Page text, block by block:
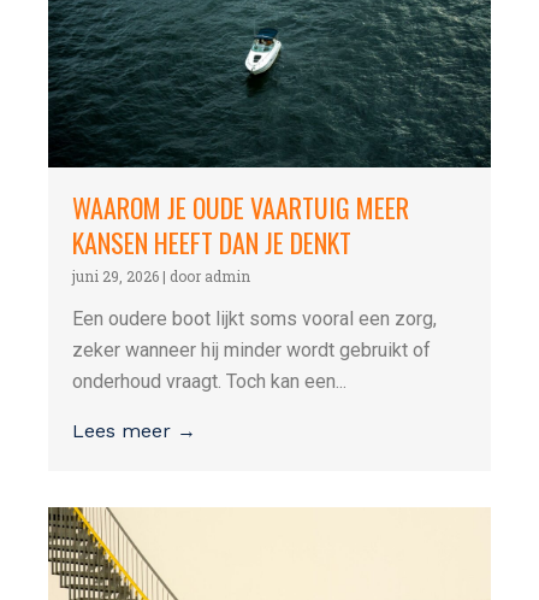
WAAROM JE OUDE VAARTUIG MEER
KANSEN HEEFT DAN JE DENKT
juni 29, 2026 | door admin
Een oudere boot lijkt soms vooral een zorg,
zeker wanneer hij minder wordt gebruikt of
onderhoud vraagt. Toch kan een...
Lees meer →